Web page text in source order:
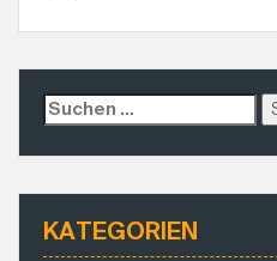
s
t
p
p
S
u
c
n
KATEGORIEN